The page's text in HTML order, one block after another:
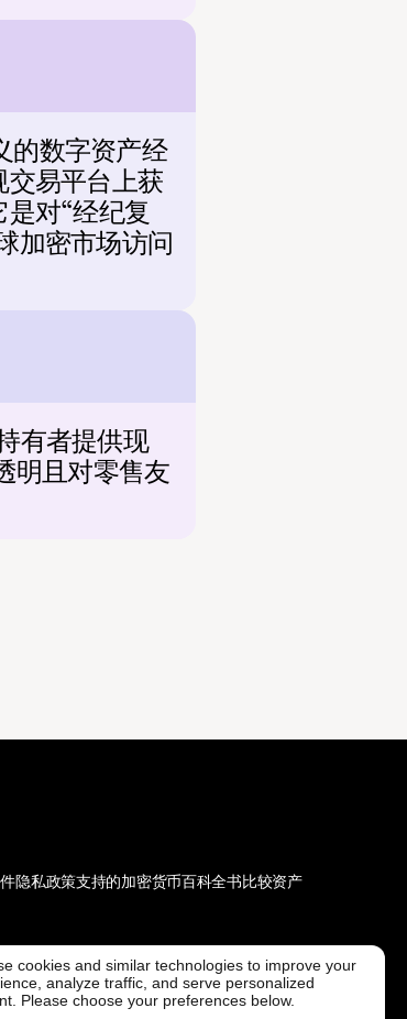
的数字资产经
易平台上获
对“经纪复
加密市场访问
有者提供现
明且对零售友
隐私政策支持的加密货币百科全书比较资产
@ Freedx 2026
cookies and similar technologies to improve your
analyze traffic, and serve personalized
Please choose your preferences below.